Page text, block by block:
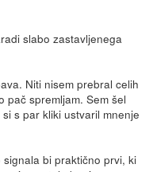
slabo zastavljenega
Niti nisem prebral celih
pač spremljam. Sem šel
s par kliki ustvaril mnenje
bi praktično prvi, ki